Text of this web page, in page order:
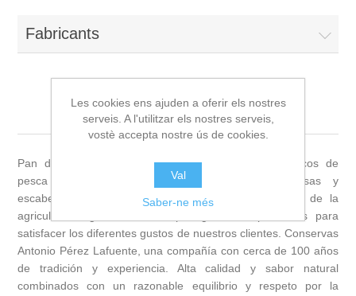
Fabricants
Pan do Mar
Pan do Mar ofrece conservas de pescados y mariscos de
pesca sostenible y controlada, con aceites, salsas y
escabeches elaborados con ingredientes procedentes de la
agricultura orgánica: una amplia gama de productos para
satisfacer los diferentes gustos de nuestros clientes. Conservas
Antonio Pérez Lafuente, una compañía con cerca de 100 años
de tradición y experiencia. Alta calidad y sabor natural
combinados con un razonable equilibrio y respeto por la
Les cookies ens ajuden a oferir els nostres
serveis. A l'utilitzar els nostres serveis,
vostè accepta nostre ús de cookies.
Val
Saber-ne més